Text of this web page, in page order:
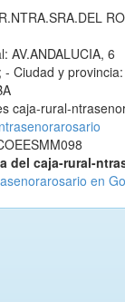
AV.ANDALUCIA, 6
Ciudad y provincia:
caja-rural-
del caja-rural-
en